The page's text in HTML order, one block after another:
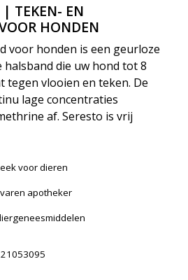
| TEKEN- EN
HONDEN
voor dieren
apotheker
voor honden is een geurloze
die uw hond tot 8
tegen vlooien en teken. De
lage concentraties
af. Seresto is vrij